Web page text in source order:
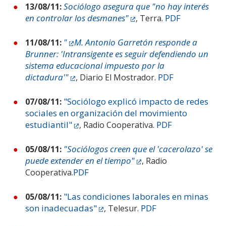
13/08/11:Sociólogo asegura que "no hay interés
en controlar los desmanes"
, Terra. PDF
11/08/11: "
M. Antonio Garretón responde a
Brunner: 'Intransigente es seguir defendiendo un
sistema educacional impuesto por la
dictadura'"
, Diario El Mostrador. PDF
07/08/11: "Sociólogo explicó impacto de redes
sociales en organización del movimiento
estudiantil"
, Radio Cooperativa. PDF
05/08/11: "Sociólogos creen que el 'cacerolazo' se
puede extender en el tiempo"
, Radio
Cooperativa.PDF
05/08/11: "Las condiciones laborales en minas
son inadecuadas"
, Telesur. PDF